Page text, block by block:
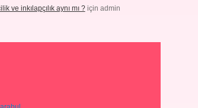
ve inkılapçılık aynı mı ?için admin